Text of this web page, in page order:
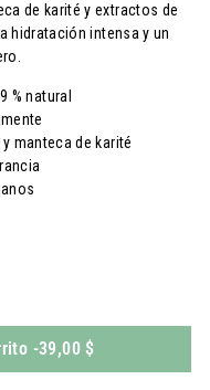
de karité y extractos de
hidratación intensa y un
natural
manteca de karité
-39,00 $